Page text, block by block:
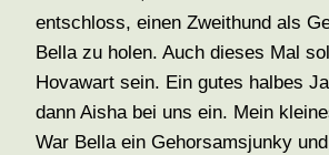
entschloss, einen Zweithund als
Bella zu holen. Auch dieses Mal
Hovawart sein. Ein gutes halbes
dann Aisha bei uns ein. Mein
War Bella ein Gehorsamsjunky